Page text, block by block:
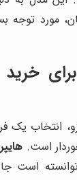
توجه
خرید
انتخاب یک
است.
است